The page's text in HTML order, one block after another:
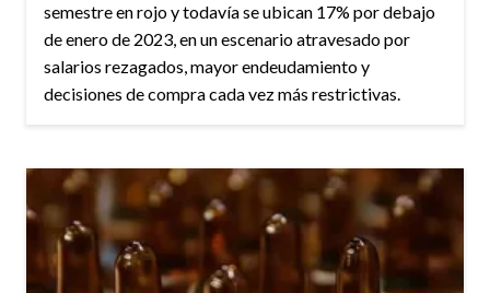
semestre en rojo y todavía se ubican 17% por debajo
de enero de 2023, en un escenario atravesado por
salarios rezagados, mayor endeudamiento y
decisiones de compra cada vez más restrictivas.